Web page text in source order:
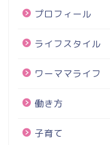
プロフィール
ライフスタイル
ワーママライフ
働き方
子育て